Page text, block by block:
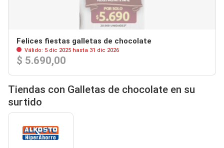
Felices fiestas galletas de chocolate
Válido: 5 dic 2025 hasta 31 dic 2026
$ 5.690,00
Tiendas con Galletas de chocolate en su
surtido